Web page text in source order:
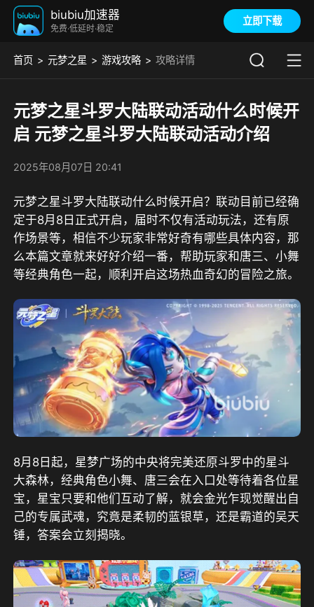
biubiu加速器
免费·低延时·稳定
立即下载
首页 元梦之星 游戏攻略 攻略详情
元梦之星斗罗大陆联动活动什么时候开
启 元梦之星斗罗大陆联动活动介绍
2025年08月07日 20:41
元梦之星斗罗大陆联动什么时候开启？联动目前已经确
定于8月8日正式开启，届时不仅有活动玩法，还有原
作场景等，相信不少玩家非常好奇有哪些具体内容，那
么本篇文章就来好好介绍一番，帮助玩家和唐三、小舞
等经典角色一起，顺利开启这场热血奇幻的冒险之旅。
8月8日起，星梦广场的中央将完美还原斗罗中的星斗
大森林，经典角色小舞、唐三会在入口处等待着各位星
宝，星宝只要和他们互动了解，就会金光乍现觉醒出自
己的专属武魂，究竟是柔韧的蓝银草，还是霸道的吴天
锤，答案会立刻揭晓。